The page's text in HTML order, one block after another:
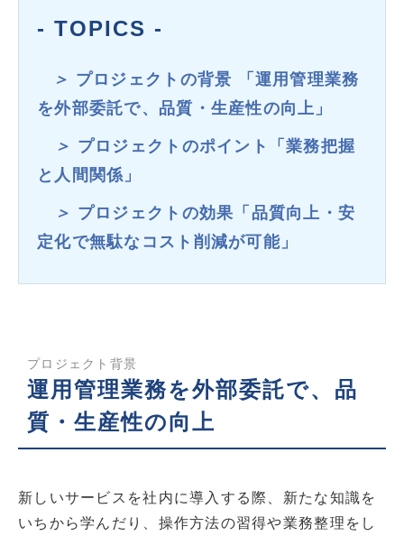
- TOPICS -
＞ プロジェクトの背景 「運用管理業務
を外部委託で、品質・生産性の向上」
＞ プロジェクトのポイント「業務把握
と人間関係」
＞ プロジェクトの効果「品質向上・安
定化で無駄なコスト削減が可能」
プロジェクト背景
運用管理業務を外部委託で、品
質・生産性の向上
新しいサービスを社内に導入する際、新たな知識を
いちから学んだり、操作方法の習得や業務整理をし